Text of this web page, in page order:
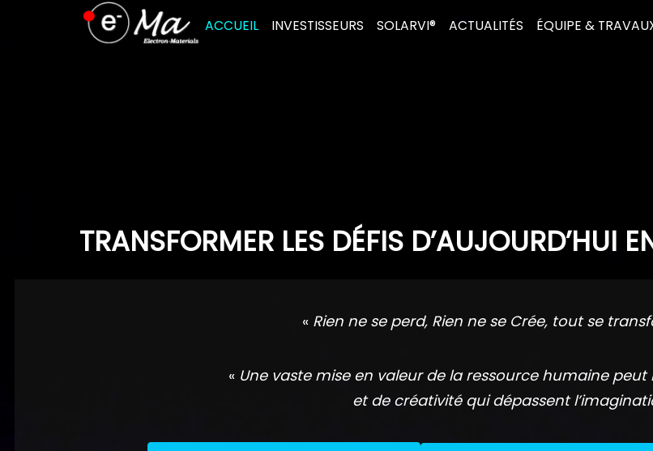
ACCUEIL INVESTISSEURS SOLARVI® ACTUALITÉS ÉQUIPE &
TRANSFORMER LES DÉFIS D’AUJOURD’HUI
« Rien ne se perd, Rien ne se Crée, tout se
« Une vaste mise en valeur de la ressource humaine peut
et de créativité qui dépassent